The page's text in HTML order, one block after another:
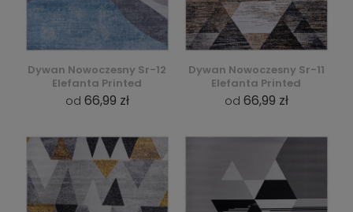
Dywan Nowoczesny Sr-12
Elefanta Printed
od 66,99 zł
Dywan Nowoczesny Sr-11
Elefanta Printed
od 66,99 zł